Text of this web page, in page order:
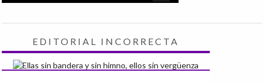
EDITORIAL INCORRECTA